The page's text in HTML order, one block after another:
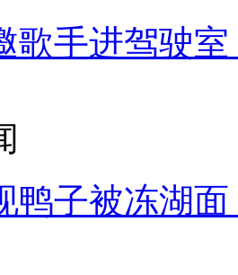
歌手进驾驶
鸭子被冻湖